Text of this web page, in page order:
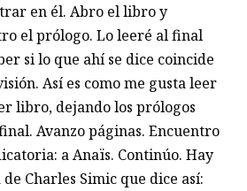
en él. Abro el libro y
el prólogo. Lo leeré al final
si lo que ahí se dice coincide
Así es como me gusta leer
libro, dejando los prólogos
Avanzo páginas. Encuentro
a Anaïs. Continúo. Hay
Charles Simic que dice así: